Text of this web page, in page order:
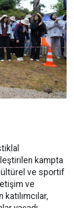
kampta
ve sportif
ve